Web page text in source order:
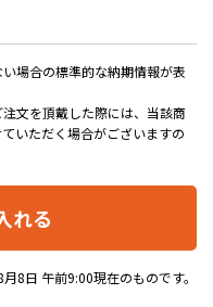
場合の標準的な納期情報が表
文を頂戴した際には、当該商
いただく場合がございますの
れる
8日 午前9:00現在のものです。